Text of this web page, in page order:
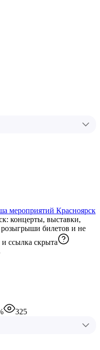
мероприятий Красноярск
концерты, выставки,
билетов и не
и ссылка скрыта
325